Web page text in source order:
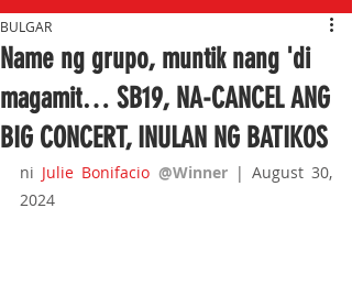
Name ng grupo, muntik nang 'di
magamit… SB19, NA-CANCEL ANG
BIG CONCERT, INULAN NG BATIKOS
BULGAR
ni Julie Bonifacio @Winner | August 30,
2024